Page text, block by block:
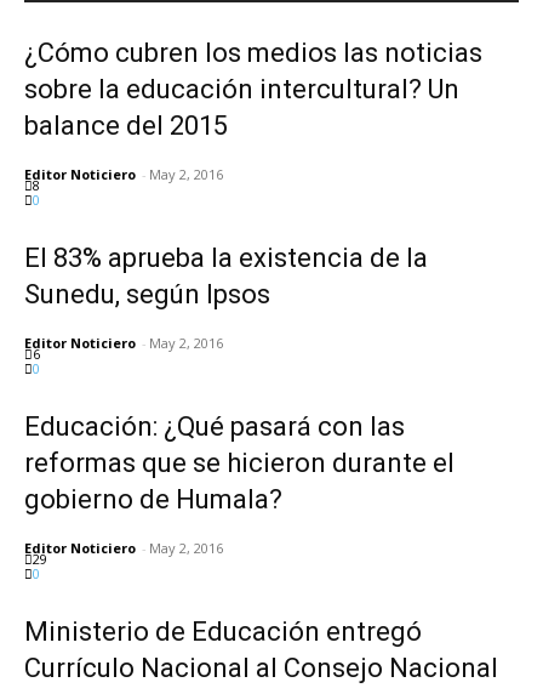
¿Cómo cubren los medios las noticias
sobre la educación intercultural? Un
balance del 2015
Editor Noticiero - May 2, 2016
8
0
El 83% aprueba la existencia de la
Sunedu, según Ipsos
Editor Noticiero - May 2, 2016
6
0
Educación: ¿Qué pasará con las
reformas que se hicieron durante el
gobierno de Humala?
Editor Noticiero - May 2, 2016
29
0
Ministerio de Educación entregó
Currículo Nacional al Consejo Nacional